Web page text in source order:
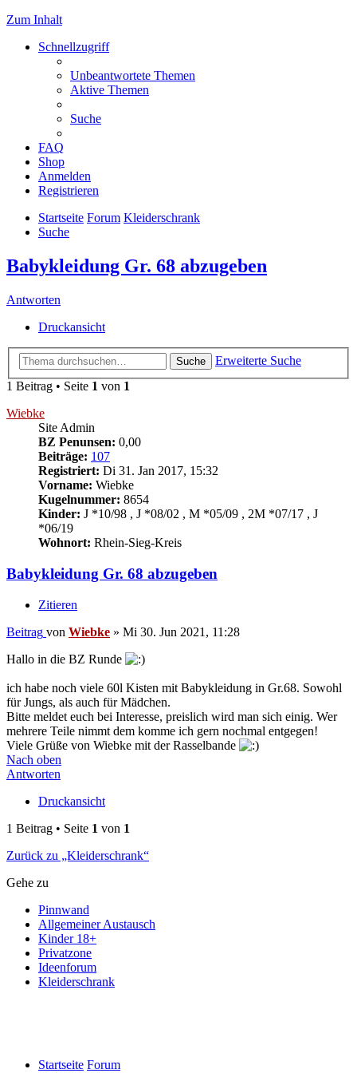
Zum Inhalt
Schnellzugriff
Unbeantwortete Themen
Aktive Themen
Suche
FAQ
Shop
Anmelden
Registrieren
Startseite Forum Kleiderschrank
Suche
Babykleidung Gr. 68 abzugeben
Antworten
Druckansicht
Suche
Erweiterte Suche
1 Beitrag • Seite 1 von 1
Wiebke
Site Admin
BZ Penunsen: 0,00
Beiträge: 107
Registriert: Di 31. Jan 2017, 15:32
Vorname: Wiebke
Kugelnummer: 8654
Kinder: J *10/98 , J *08/02 , M *05/09 , 2M *07/17 , J
*06/19
Wohnort: Rhein-Sieg-Kreis
Babykleidung Gr. 68 abzugeben
Zitieren
Beitrag von Wiebke » Mi 30. Jun 2021, 11:28
Hallo in die BZ Runde
ich habe noch viele 60l Kisten mit Babykleidung in Gr.68. Sowohl
für Jungs, als auch für Mädchen.
Bitte meldet euch bei Interesse, preislich wird man sich einig. Wer
mehrere Teile nimmt dem komme ich gern nochmal entgegen!
Viele Grüße von Wiebke mit der Rasselbande
Nach oben
Antworten
Druckansicht
1 Beitrag • Seite 1 von 1
Zurück zu „Kleiderschrank“
Gehe zu
Pinnwand
Allgemeiner Austausch
Kinder 18+
Privatzone
Ideenforum
Kleiderschrank
Startseite Forum